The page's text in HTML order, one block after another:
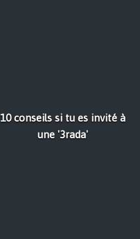
10 conseils si tu es invité à
une '3rada'